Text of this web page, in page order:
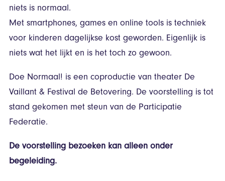
niets is normaal.
Met smartphones, games en online tools is techniek
voor kinderen dagelijkse kost geworden. Eigenlijk is
niets wat het lijkt en is het toch zo gewoon.
Doe Normaal! is een coproductie van theater De
Vaillant & Festival de Betovering. De voorstelling is tot
stand gekomen met steun van de Participatie
Federatie.
De voorstelling bezoeken kan alleen onder
begeleiding.